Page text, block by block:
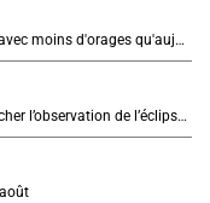
Météo de demain : un lundi toujours très chaud avec moins d'orages qu'aujourd'hui
Eclipse J-4 : le brouillard côtier du soir peut-il gâcher l’observation de l’éclipse à la plage ?